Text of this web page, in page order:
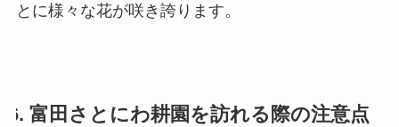
とに様々な花が咲き誇ります。
6. 富田さとにわ耕園を訪れる際の注意点